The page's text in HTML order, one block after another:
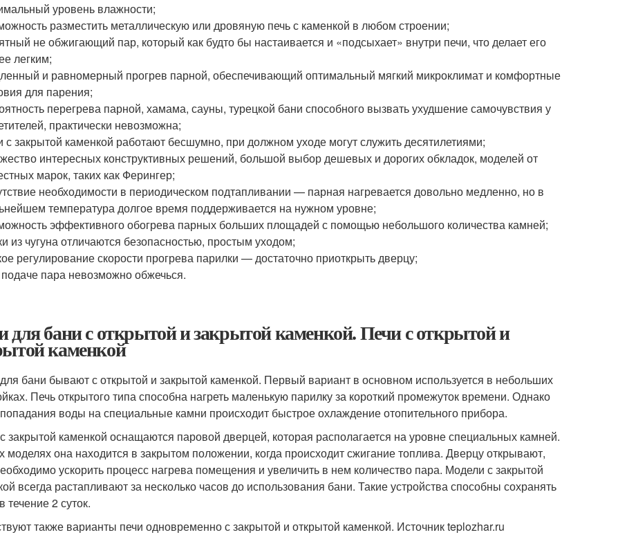
уровень влажности;
разместить металлическую или дровяную печь с каменкой в любом строении;
не обжигающий пар, который как будто бы настаивается и «подсыхает» внутри печи, что делает его
легким;
и равномерный прогрев парной, обеспечивающий оптимальный мягкий микроклимат и комфортные
для парения;
перегрева парной, хамама, сауны, турецкой бани способного вызвать ухудшение самочувствия у
практически невозможна;
с закрытой каменкой работают бесшумно, при должном уходе могут служить десятилетиями;
интересных конструктивных решений, большой выбор дешевых и дорогих обкладок, моделей от
марок, таких как Ферингер;
необходимости в периодическом подтапливании — парная нагревается довольно медленно, но в
температура долгое время поддерживается на нужном уровне;
эффективного обогрева парных больших площадей с помощью небольшого количества камней;
из чугуна отличаются безопасностью, простым уходом;
регулирование скорости прогрева парилки — достаточно приоткрыть дверцу;
пара невозможно обжечься.
для бани с открытой и закрытой каменкой. Печи с открытой и
каменкой
бани бывают с открытой и закрытой каменкой. Первый вариант в основном используется в небольших
Печь открытого типа способна нагреть маленькую парилку за короткий промежуток времени. Однако
воды на специальные камни происходит быстрое охлаждение отопительного прибора.
закрытой каменкой оснащаются паровой дверцей, которая располагается на уровне специальных камней.
моделях она находится в закрытом положении, когда происходит сжигание топлива. Дверцу открывают,
ускорить процесс нагрева помещения и увеличить в нем количество пара. Модели с закрытой
всегда растапливают за несколько часов до использования бани. Такие устройства способны сохранять
течение 2 суток.
также варианты печи одновременно с закрытой и открытой каменкой. Источник teplozhar.ru